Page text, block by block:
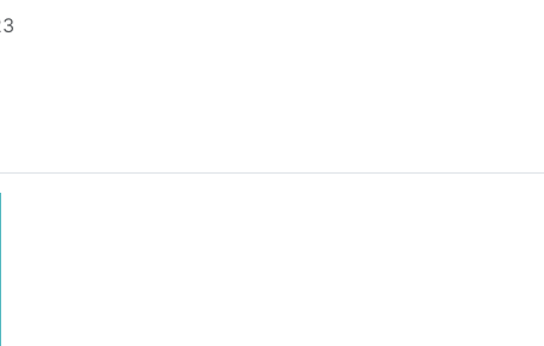
2021/2022 (13.11.2019)